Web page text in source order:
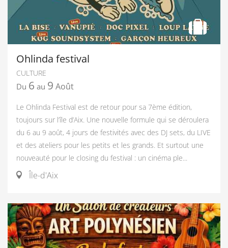
Ohlinda festival
CULTURE
Du 6 au 9 Août
Le Ohlinda Festival est de retour pour sa 7ème édition,
toujours sur l’île d’Aix. Une nouvelle formule qui se déroulera
du 6 au 9 août, 4 jours de festivités avec des DJ sets, du LIVE
et des ateliers pour les petits et les grands. Et surtout une
nouveauté pour le closing du festival : un cinéma ple...
Île-d'Aix